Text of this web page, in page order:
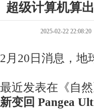
超级计算机算
2025-02-22 22:08:20
2月20日消息，地
最近发表在《自
新变回 Pangea